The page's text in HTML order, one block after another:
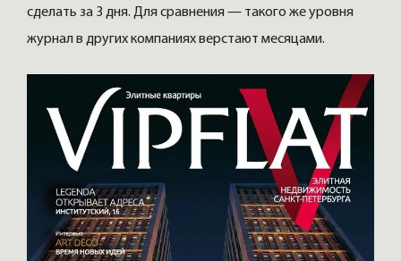
сделать за 3 дня. Для сравнения — такого же уровня
журнал в других компаниях верстают месяцами.